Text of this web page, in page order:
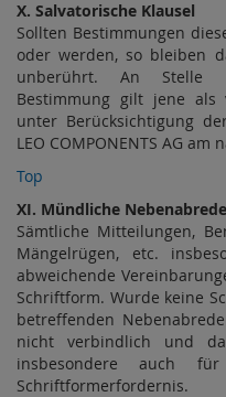
X. Salvatorische Klausel
Sollten Bestimmungen
oder werden, so bleiben
unberührt. An Stelle
Bestimmung gilt jene als
unter Berücksichtigung
LEO COMPONENTS AG am
Top
XI. Mündliche
Sämtliche Mitteilungen,
Mängelrügen, etc.
abweichende
Schriftform. Wurde keine
betreffenden
nicht verbindlich und
insbesondere auch
Schriftformerfordernis.